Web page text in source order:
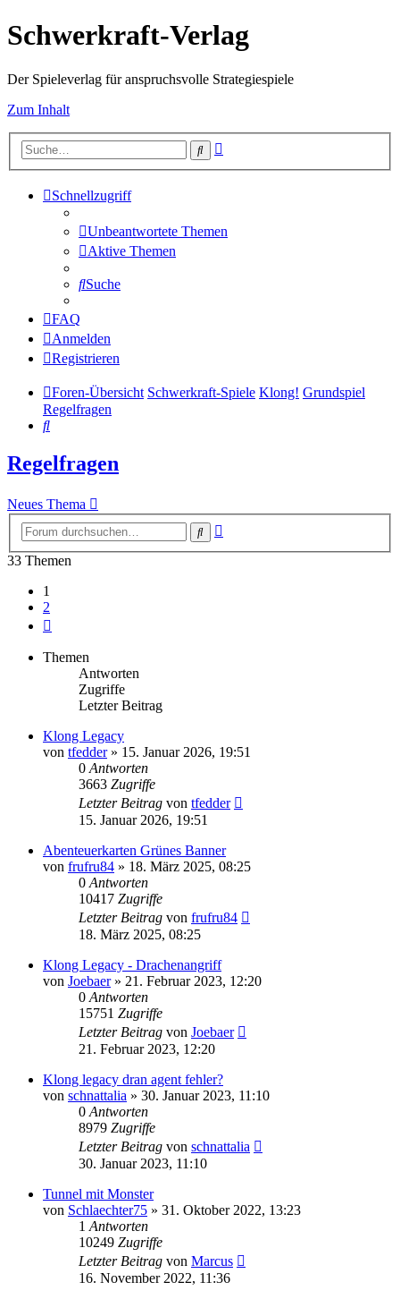
Schwerkraft-Verlag
Der Spieleverlag für anspruchsvolle Strategiespiele
Zum Inhalt
Suche
Schnellzugriff
Unbeantwortete Themen
Aktive Themen
Suche
FAQ
Anmelden
Registrieren
Foren-Übersicht Schwerkraft-Spiele Klong! Grundspiel
Regelfragen
Suche
Regelfragen
Neues Thema
Suche
33 Themen
1
2
Themen
Antworten
Zugriffe
Letzter Beitrag
Klong Legacy
von tfedder» 15. Januar 2026, 19:51
0 Antworten
3663 Zugriffe
Letzter Beitrag von tfedder
15. Januar 2026, 19:51
Abenteuerkarten Grünes Banner
von frufru84 » 18. März 2025, 08:25
0 Antworten
10417 Zugriffe
Letzter Beitrag von frufru84
18. März 2025, 08:25
Klong Legacy - Drachenangriff
von Joebaer» 21. Februar 2023, 12:20
0 Antworten
15751 Zugriffe
Letzter Beitrag von Joebaer
21. Februar 2023, 12:20
Klong legacy dran agent fehler?
von schnattalia » 30. Januar 2023, 11:10
0 Antworten
8979 Zugriffe
Letzter Beitrag von schnattalia
30. Januar 2023, 11:10
Tunnel mit Monster
von Schlaechter75 » 31. Oktober 2022, 13:23
1 Antworten
10249 Zugriffe
Letzter Beitrag von Marcus
16. November 2022, 11:36